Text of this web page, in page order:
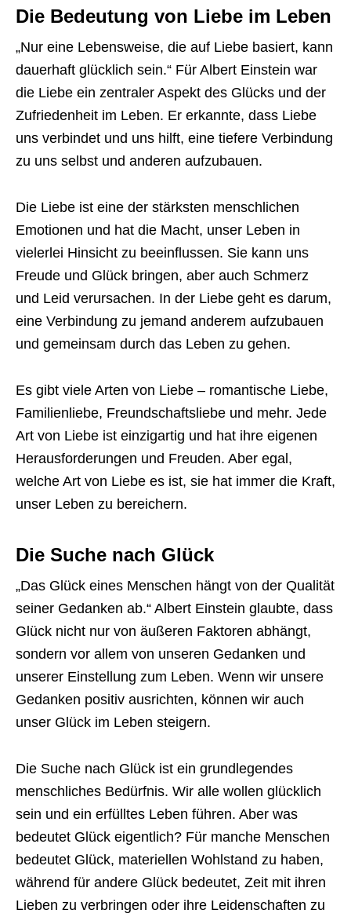
Die Bedeutung von Liebe im Leben
„Nur eine Lebensweise, die auf Liebe basiert, kann
dauerhaft glücklich sein.“ Für Albert Einstein war
die Liebe ein zentraler Aspekt des Glücks und der
Zufriedenheit im Leben. Er erkannte, dass Liebe
uns verbindet und uns hilft, eine tiefere Verbindung
zu uns selbst und anderen aufzubauen.
Die Liebe ist eine der stärksten menschlichen
Emotionen und hat die Macht, unser Leben in
vielerlei Hinsicht zu beeinflussen. Sie kann uns
Freude und Glück bringen, aber auch Schmerz
und Leid verursachen. In der Liebe geht es darum,
eine Verbindung zu jemand anderem aufzubauen
und gemeinsam durch das Leben zu gehen.
Es gibt viele Arten von Liebe – romantische Liebe,
Familienliebe, Freundschaftsliebe und mehr. Jede
Art von Liebe ist einzigartig und hat ihre eigenen
Herausforderungen und Freuden. Aber egal,
welche Art von Liebe es ist, sie hat immer die Kraft,
unser Leben zu bereichern.
Die Suche nach Glück
„Das Glück eines Menschen hängt von der Qualität
seiner Gedanken ab.“ Albert Einstein glaubte, dass
Glück nicht nur von äußeren Faktoren abhängt,
sondern vor allem von unseren Gedanken und
unserer Einstellung zum Leben. Wenn wir unsere
Gedanken positiv ausrichten, können wir auch
unser Glück im Leben steigern.
Die Suche nach Glück ist ein grundlegendes
menschliches Bedürfnis. Wir alle wollen glücklich
sein und ein erfülltes Leben führen. Aber was
bedeutet Glück eigentlich? Für manche Menschen
bedeutet Glück, materiellen Wohlstand zu haben,
während für andere Glück bedeutet, Zeit mit ihren
Lieben zu verbringen oder ihre Leidenschaften zu